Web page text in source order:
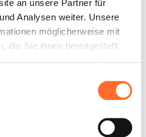
an unsere Partner für
Analysen weiter. Unsere
möglicherweise mit
die Sie ihnen bereitgestellt